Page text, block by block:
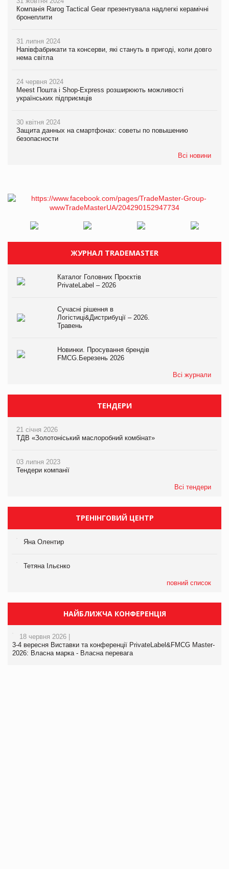
Компанія Rarog Tactical Gear презентувала надлегкі керамічні
бронеплити
31 липня 2024
Напівфабрикати та консерви, які стануть в пригоді, коли довго
нема світла
24 червня 2024
Meest Пошта і Shop-Express розширюють можливості
українських підприємців
30 квітня 2024
Защита данных на смартфонах: советы по повышению
безопасности
Всі новини
ЖУРНАЛ TRADEMASTER
Каталог Головних Проєктів
PrivateLabel – 2026
Сучасні рішення в
Логістиці&Дистрибуції – 2026.
Травень
Новинки. Просування брендів
FMCG.Березень 2026
Всі журнали
ТЕНДЕРИ
21 січня 2026
ТДВ «Золотоніський маслоробний комбінат»
03 липня 2023
Тендери компанії
Всі тендери
ТРЕНІНГОВИЙ ЦЕНТР
Яна Олентир
Тетяна Ільєнко
повний список
НАЙБЛИЖЧА КОНФЕРЕНЦІЯ
18 червня 2026 |
3-4 вересня Виставки та конференції PrivateLabel&FMCG Master-
2026: Власна марка - Власна перевага